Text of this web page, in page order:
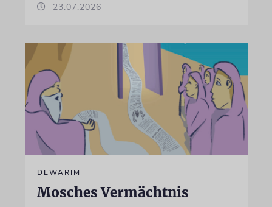
23.07.2026
DEWARIM
Mosches Vermächtnis